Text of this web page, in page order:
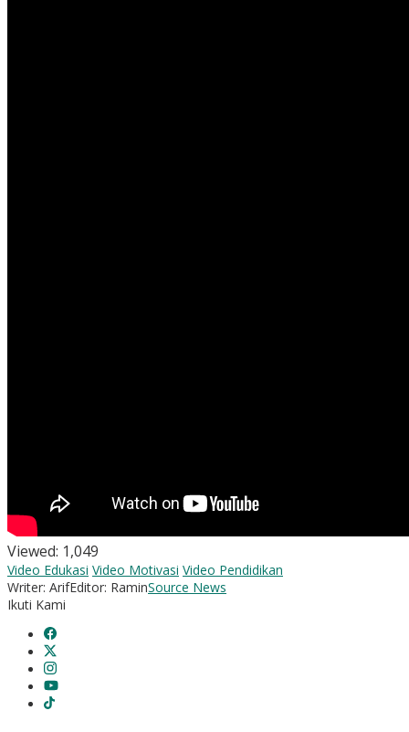
Viewed: 1,049
Video Edukasi Video Motivasi Video Pendidikan
Writer: ArifEditor: RaminSource News
Ikuti Kami